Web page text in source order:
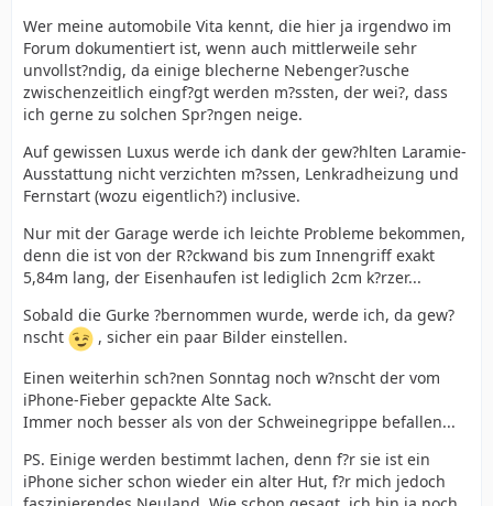
Wer meine automobile Vita kennt, die hier ja irgendwo im
Forum dokumentiert ist, wenn auch mittlerweile sehr
unvollst?ndig, da einige blecherne Nebenger?usche
zwischenzeitlich eingf?gt werden m?ssten, der wei?, dass
ich gerne zu solchen Spr?ngen neige.
Auf gewissen Luxus werde ich dank der gew?hlten Laramie-
Ausstattung nicht verzichten m?ssen, Lenkradheizung und
Fernstart (wozu eigentlich?) inclusive.
Nur mit der Garage werde ich leichte Probleme bekommen,
denn die ist von der R?ckwand bis zum Innengriff exakt
5,84m lang, der Eisenhaufen ist lediglich 2cm k?rzer...
Sobald die Gurke ?bernommen wurde, werde ich, da gew?
nscht
, sicher ein paar Bilder einstellen.
Einen weiterhin sch?nen Sonntag noch w?nscht der vom
iPhone-Fieber gepackte Alte Sack.
Immer noch besser als von der Schweinegrippe befallen...
PS. Einige werden bestimmt lachen, denn f?r sie ist ein
iPhone sicher schon wieder ein alter Hut, f?r mich jedoch